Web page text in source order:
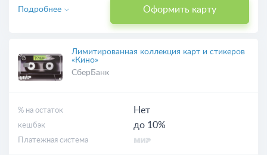
Оформить карту
Подробнее
Лимитированная коллекция карт и стикеров
«Кино»
СберБанк
% на остаток Нет
кешбэк до 10%
Платежная система